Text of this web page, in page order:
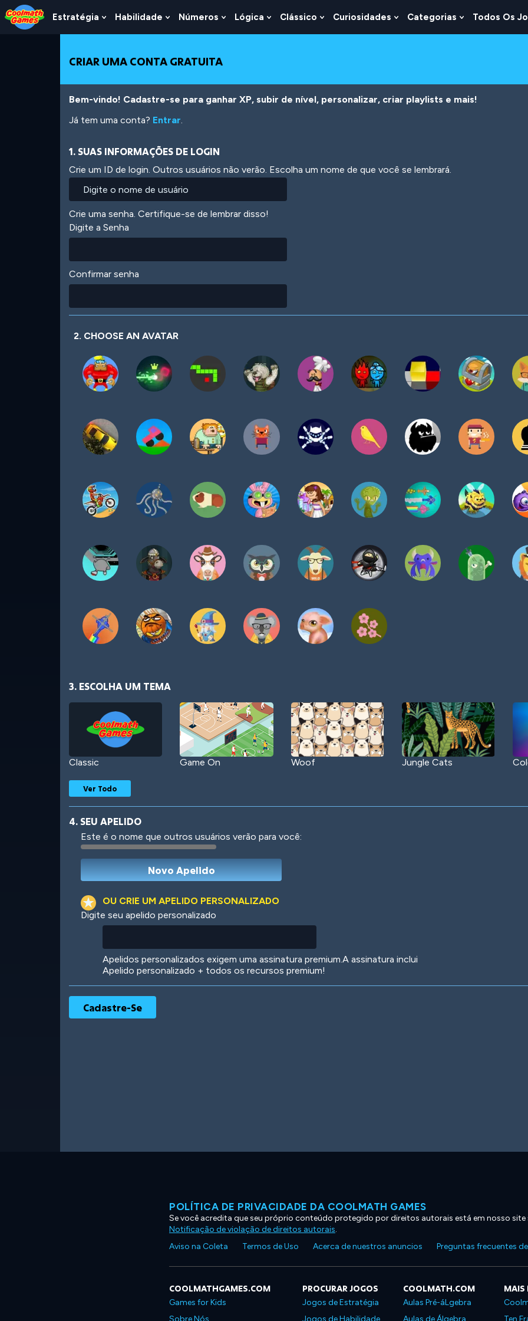
Skip
to
Top
Skip
to
Navigation
Skip
to
Main
Skip
to
Footer
para
Estratégia Show
Submenu
Estratégia
Habilidade Show
Submenu
Habilidade
Números Show
Submenu
Lógica Show
Submenu
Clássico Show
Submenu
Curiosidades Show
Submenu
Categorias Show
Submenu
Todos Os
CRIAR UMA CONTA GRATUITA
Bem-vindo! Cadastre-se para ganhar XP, subir de nível, personalizar, criar playlists e mais!
Já tem uma conta? Entrar.
1. SUAS INFORMAÇÕES DE LOGIN
Crie um ID de login. Outros usuários não verão. Escolha um nome de que você se lembrará.
Crie uma senha. Certifique-se de lembrar disso!
Digite a Senha
Confirmar senha
2. CHOOSE AN AVATAR
3. ESCOLHA UM TEMA
Classic Game On Woof Jungle Cats
Robotic International
Ver Todo
4. SEU APELIDO
Este é o nome que outros usuários verão para você:
OU CRIE UM APELIDO PERSONALIZADO
Digite seu apelido personalizado
Apelidos personalizados exigem uma assinatura premium.A assinatura inclui
Apelido personalizado + todos os recursos premium!
POLÍTICA DE PRIVACIDADE DA COOLMATH GAMES
Se você acredita que seu próprio conteúdo protegido por direitos autorais está em nosso site
Notificação de violação de direitos autorais.
Aviso na Coleta
Termos de Uso Acerca de nuestros anuncios Preguntas frecuentes
COOLMATHGAMES.COM
Games for Kids
Sobre Nós
PROCURAR JOGOS
Jogos de Estratégia
Jogos de Habilidade
COOLMATH.COM
Aulas Pré-áLgebra
Aulas de Álgebra
MAIS
Ten